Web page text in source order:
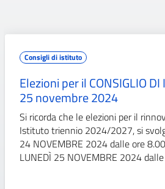
Consigli di istituto
Elezioni per il CONSIGLIO
25 novembre 2024
Si ricorda che le elezioni per il
Istituto triennio 2024/2027, si
24 NOVEMBRE 2024 dalle ore
LUNEDÌ 25 NOVEMBRE 2024